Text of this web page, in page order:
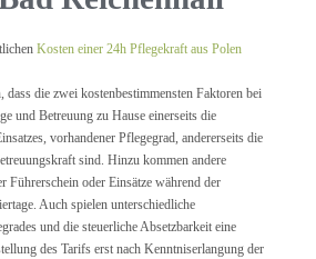
Kosten einer 24h Pflegekraft aus Polen
dass die zwei kostenbestimmensten Faktoren bei
und Betreuung zu Hause einerseits die
vorhandener Pflegegrad, andererseits die
sind. Hinzu kommen andere
Führerschein oder Einsätze während der
Auch spielen unterschiedliche
und die steuerliche Absetzbarkeit eine
des Tarifs erst nach Kenntniserlangung der